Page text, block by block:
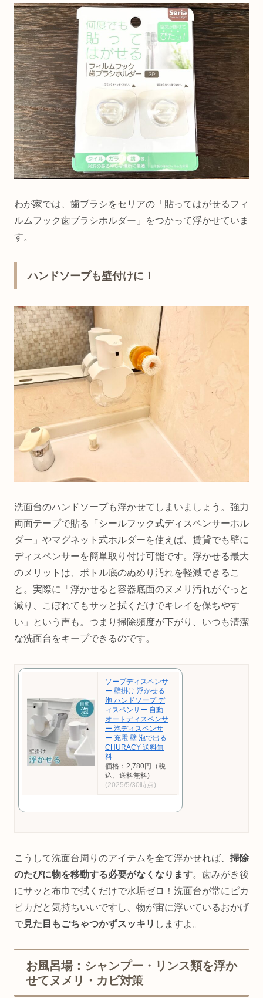
わが家では、歯ブラシをセリアの「貼ってはがせるフィ
ルムフック歯ブラシホルダー」をつかって浮かせていま
す。
ハンドソープも壁付けに！
洗面台のハンドソープも浮かせてしまいましょう。強力
両面テープで貼る「シールフック式ディスペンサーホル
ダー」やマグネット式ホルダーを使えば、賃貸でも壁に
ディスペンサーを簡単取り付け可能です。浮かせる最大
のメリットは、ボトル底のぬめり汚れを軽減できるこ
と。実際に「浮かせると容器底面のヌメリ汚れがぐっと
減り、こぼれてもサッと拭くだけでキレイを保ちやす
い」という声も。つまり掃除頻度が下がり、いつも清潔
な洗面台をキープできるのです。
ソープディスペンサ
ー 壁掛け 浮かせる
泡 ハンドソープ デ
ィスペンサー 自動
オートディスペンサ
ー 泡ディスペンサ
ー 充電 壁 泡で出る
CHURACY 送料無
料
価格：2,780円（税
込、送料無料)
(2025/5/30時点)
こうして洗面台周りのアイテムを全て浮かせれば、 掃除
のたびに物を移動する必要がなくなります。歯みがき後
にサッと布巾で拭くだけで水垢ゼロ！洗面台が常にピカ
ピカだと気持ちいいですし、物が宙に浮いているおかげ
で見た目もごちゃつかずスッキリ しますよ。
お風呂場：シャンプー・リンス類を浮か
せてヌメリ・カビ対策